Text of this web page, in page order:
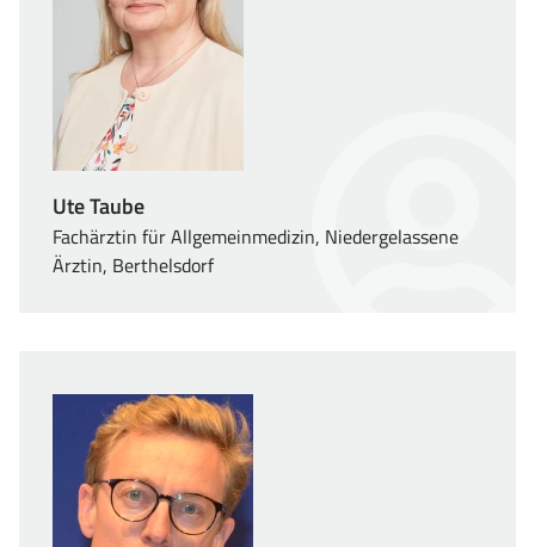
Ute Taube
Fachärztin für Allgemeinmedizin, Niedergelassene
Ärztin, Berthelsdorf